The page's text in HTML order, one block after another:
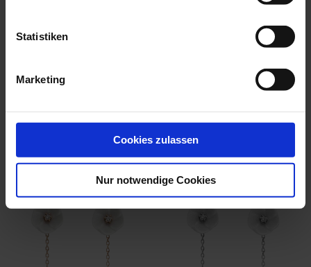
Statistiken
Marketing
Cookies zulassen
Nur notwendige Cookies
Pavé, 750 Ro...
$3,119.00
we think you’ll like these